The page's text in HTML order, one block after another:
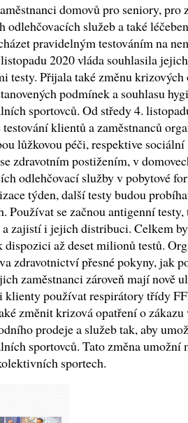
domovů pro seniory, pro
odlehčovacích služeb a také
pravidelným testováním na
2020 vláda souhlasila
testy. Přijala také změnu
podmínek a souhlasu
sportovců. Od středy 4.
klientů a zaměstnanců
lůžkovou péči, respektive
zdravotním postižením, v
odlehčovací služby v pobytové
týden, další testy budou
Používat se začnou antigenní
zajistí i jejich distribuci. Celkem
dispozici až deset milionů testů.
zdravotnictví přesné pokyny, jak
zaměstnanci zároveň mají nově
klienty používat respirátory třídy
změnit krizová opatření o
prodeje a služeb tak, aby
sportovců. Tato změna
sportech.